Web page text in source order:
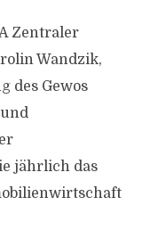
Zentraler
Wandzik,
des Gewos
jährlich das